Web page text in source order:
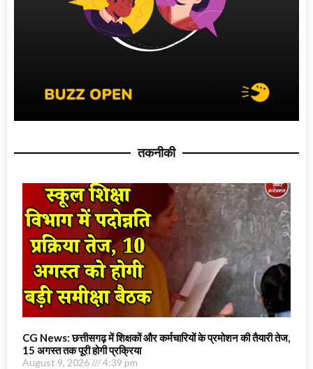
तकनीकी
CG News: छत्तीसगढ़ में शिक्षकों और कर्मचारियों के प्रमोशन की तैयारी तेज,
15 अगस्त तक पूरी होगी प्रक्रिया
August 9, 2026 4:39 pm